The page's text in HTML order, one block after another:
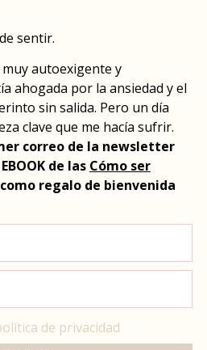
sentir.
autoexigente y
ahogada por la ansiedad y el
sin salida. Pero un día
clave que me hacía sufrir.
correo de la newsletter
de las Cómo ser
como regalo de bienvenida
de privacidad